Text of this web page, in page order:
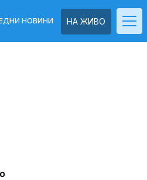
НА ЖИВО
НОВИНИ